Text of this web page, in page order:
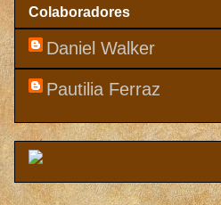
Colaboradores
Daniel Walker
Pautilia Ferraz